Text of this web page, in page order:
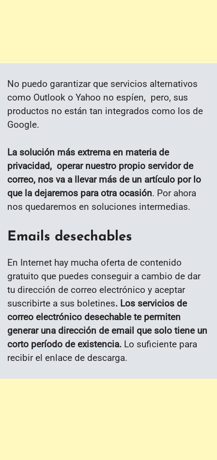
No puedo garantizar que servicios alternativos
como Outlook o Yahoo no espíen, pero, sus
productos no están tan integrados como los de
Google.
La solución más extrema en materia de
privacidad, operar nuestro propio servidor de
correo, nos va a llevar más de un artículo por lo
que la dejaremos para otra ocasión. Por ahora
nos quedaremos en soluciones intermedias.
Emails desechables
En Internet hay mucha oferta de contenido
gratuito que puedes conseguir a cambio de dar
tu dirección de correo electrónico y aceptar
suscribirte a sus boletines. Los servicios de
correo electrónico desechable te permiten
generar una dirección de email que solo tiene un
corto período de existencia. Lo suficiente para
recibir el enlace de descarga.